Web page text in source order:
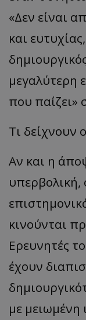
«Δεν είναι
και
μεγαλύτερη
που παίζει»
Τι δείχνουν
Αν και η
κινούνται
Ερευνητές
έχουν
με μειωμένη